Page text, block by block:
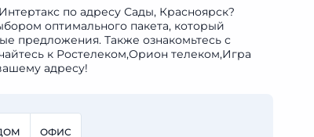
по адресу Сады, Красноярск?
оптимального пакета, который
предложения. Также ознакомьтесь с
к Ростелеком,Орион телеком,Игра
адресу!
ОФИС